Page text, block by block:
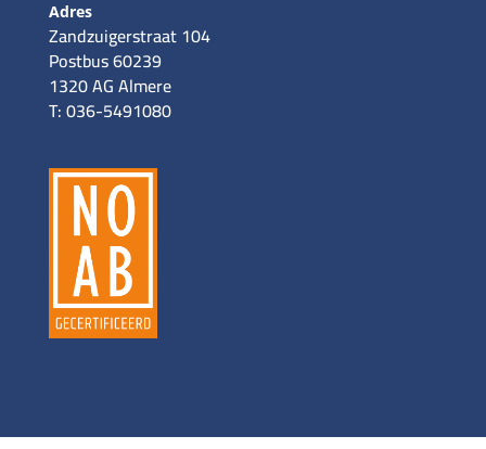
Adres
Zandzuigerstraat 104
Postbus 60239
1320 AG Almere
T: 036-5491080